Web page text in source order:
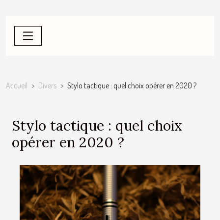
Accueil Divers Stylo tactique : quel choix opérer en 2020 ?
Stylo tactique : quel choix
opérer en 2020 ?